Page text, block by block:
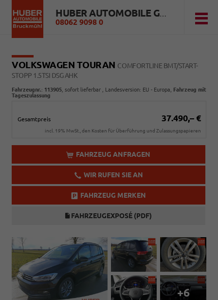
HUBER AUTOMOBILE GMBH
08062 9098 0
VOLKSWAGEN TOURAN COMFORTLINE BMT/START-
STOPP 1.5TSI DSG AHK
Fahrzeugnr.: 113905 sofort lieferbar , Landesversion: EU - Europa, Fahrzeug mit
Tageszulassung
Gesamtpreis 37.490,– €
incl. 19% MwSt., den Kosten für Überführung und Zulassungspapieren
FAHRZEUG ANFRAGEN
WIR RUFEN SIE AN
FAHRZEUG MERKEN
FAHRZEUGEXPOSÉ (PDF)
+6